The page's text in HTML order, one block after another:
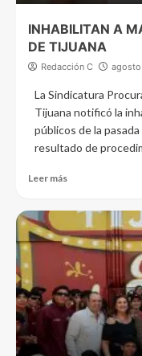
INHABILITAN A
DE TIJUANA
Redacción C
La Sindicatura
Tijuana notificó la
públicos de la
resultado de
Leer más